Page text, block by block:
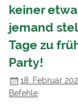
keiner
jemand
Tage zu
Party!
18. Februar
Befehle